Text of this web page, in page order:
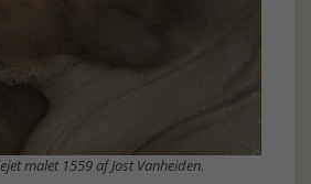
malet 1559 af Jost Vanheiden.